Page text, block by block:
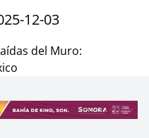
12-03
del Muro: